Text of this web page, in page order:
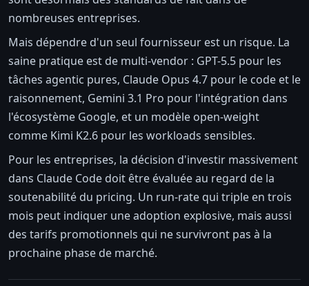
nombreuses entreprises.
Mais dépendre d'un seul fournisseur est un risque. La
saine pratique est de multi-vendor : GPT-5.5 pour les
tâches agentic pures, Claude Opus 4.7 pour le code et le
raisonnement, Gemini 3.1 Pro pour l'intégration dans
l'écosystème Google, et un modèle open-weight
comme Kimi K2.6 pour les workloads sensibles.
Pour les entreprises, la décision d'investir massivement
dans Claude Code doit être évaluée au regard de la
soutenabilité du pricing. Un run-rate qui triple en trois
mois peut indiquer une adoption explosive, mais aussi
des tarifs promotionnels qui ne survivront pas à la
prochaine phase de marché.